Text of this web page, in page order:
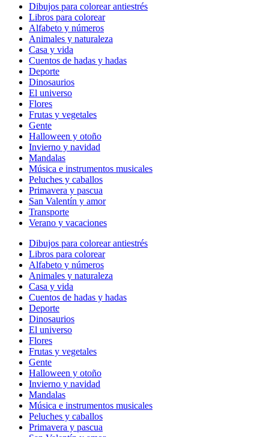
Dibujos para colorear antiestrés
Libros para colorear
Alfabeto y números
Animales y naturaleza
Casa y vida
Cuentos de hadas y hadas
Deporte
Dinosaurios
El universo
Flores
Frutas y vegetales
Gente
Halloween y otoño
Invierno y navidad
Mandalas
Música e instrumentos musicales
Peluches y caballos
Primavera y pascua
San Valentín y amor
Transporte
Verano y vacaciones
Dibujos para colorear antiestrés
Libros para colorear
Alfabeto y números
Animales y naturaleza
Casa y vida
Cuentos de hadas y hadas
Deporte
Dinosaurios
El universo
Flores
Frutas y vegetales
Gente
Halloween y otoño
Invierno y navidad
Mandalas
Música e instrumentos musicales
Peluches y caballos
Primavera y pascua